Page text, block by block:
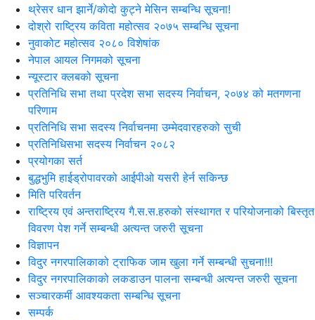
थ्रेसर धान झार्ने/काेदाे कुट्ने मेसिन सम्बन्धि सूचना!
दोश्रो राष्ट्रिय कविता महोत्सव २०७५ सम्बन्धि सूचना
नुवाकोट महोत्सव २०८० विशेषांक
नेपाल आयल निगमको सूचना
न्यूस्टार क्लबको सूचना
प्रतिनिधि सभा तथा प्रदेश सभा सदस्य निर्वाचन, २०७४ को मतगणना
परिणाम
प्रतिनिधि सभा सदस्य निर्वाचनमा उम्मेदवारहरुको सुची
प्रतिनिधिसभा सदस्य निर्वाचन २०८२
प्रयोगका सर्त
बुद्धभुमि हाईड्रोपावरको आईपीओ यसरी हेर्न सकिन्छ
मिति परिवर्तन
राष्ट्रिय एवं अन्तराष्ट्रिय गै.स.स.हरुको संस्थागत र परियोजनाको बिस्तृत
विवरण पेश गर्ने सम्बन्धी अत्यन्त जरुरी सूचना
विज्ञापन
विदुर नगरपालिकाको ट्राफिक जाम खुला गर्ने सम्बन्धी सुचना!!!
विदुर नगरपालिकाको लकडाउन पालना सम्बन्धी अत्यन्त जरुरी सूचना
सञ्चारकर्मी आवश्यकता सम्बन्धि सूचना
सम्पर्क